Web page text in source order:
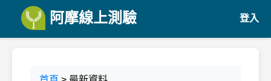
阿摩線上測驗 登入